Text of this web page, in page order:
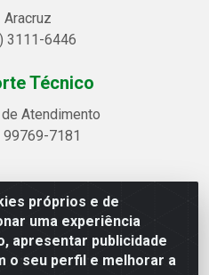
próprios e de
uma experiência
apresentar publicidade
o seu perfil e melhorar a
Aracruz
3111-6446
Técnico
Atendimento
99769-7181
- Avenida Alegre, 2521 -
Linhares/ES - CEP 29.901-605
0001-75